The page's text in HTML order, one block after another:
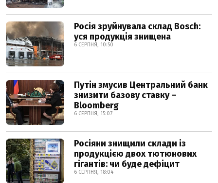
Росія зруйнувала склад Bosch:
уся продукція знищена
6 СЕРПНЯ, 10:50
Путін змусив Центральний банк
знизити базову ставку –
Bloomberg
6 СЕРПНЯ, 15:07
Росіяни знищили склади із
продукцією двох тютюнових
гігантів: чи буде дефіцит
6 СЕРПНЯ, 18:04